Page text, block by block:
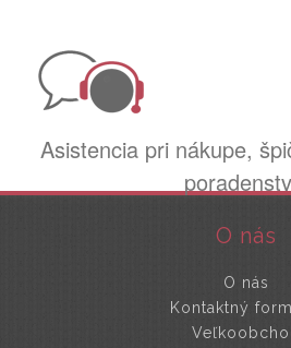
Asistencia pri nákupe,
O nás
O nás
Kontaktný